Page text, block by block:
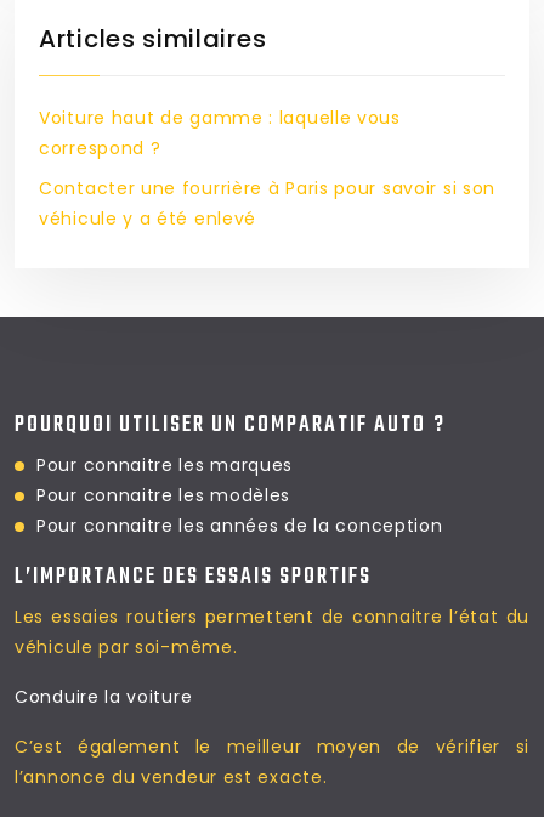
Articles similaires
Voiture haut de gamme : laquelle vous
correspond ?
Contacter une fourrière à Paris pour savoir si son
véhicule y a été enlevé
POURQUOI UTILISER UN COMPARATIF AUTO ?
Pour connaitre les marques
Pour connaitre les modèles
Pour connaitre lesannées de la conception
L’IMPORTANCE DES ESSAIS SPORTIFS
Les essaies routiers permettent de connaitre l’état du
véhicule par soi-même.
Conduire la voiture
C’est également le meilleur moyen
de vérifier si
l’annonce du vendeur est exacte.